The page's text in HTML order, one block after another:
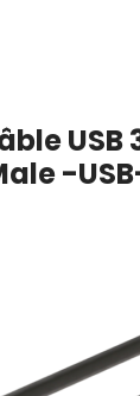
USB
-